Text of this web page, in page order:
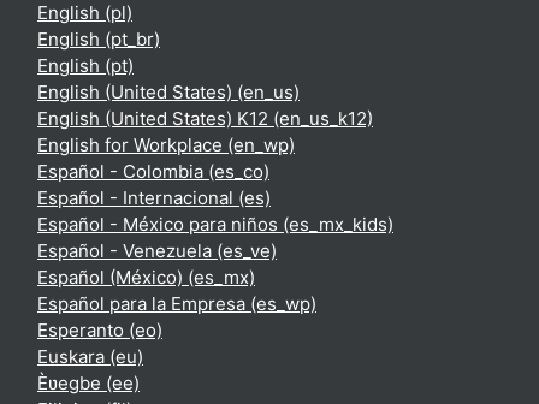
English ‎(pl)‎
English ‎(pt_br)‎
English ‎(pt)‎
English (United States) ‎(en_us)‎
English (United States) K12 ‎(en_us_k12)‎
English for Workplace ‎(en_wp)‎
Español - Colombia ‎(es_co)‎
Español - Internacional ‎(es)‎
Español - México para niños ‎(es_mx_kids)‎
Español - Venezuela ‎(es_ve)‎
Español (México) ‎(es_mx)‎
Español para la Empresa ‎(es_wp)‎
Esperanto ‎(eo)‎
Euskara ‎(eu)‎
Èʋegbe ‎(ee)‎